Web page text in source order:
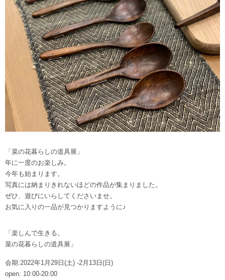
「菜の花暮らしの道具展」
年に一度のお楽しみ。
今年も始まります。
写真には納まりきれないほどの作品が集まりました。
ぜひ、遊びにいらしてくださいませ。
お気に入りの一品が見つかりますように♪
「楽しんで生きる。
菜の花暮らしの道具展」
会期:2022年1月29日(土) -2月13日(日)
open: 10:00-20:00